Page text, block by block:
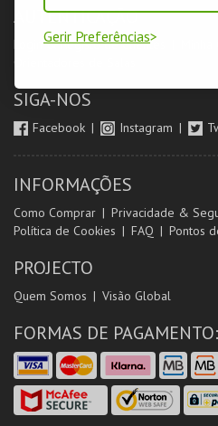
Gerir Preferências
AUTENTICAÇÃO
Login & Registo de Clientes
SIGA-NOS
Facebook Instagram
INFORMAÇÕES
Como Comprar Privacidade &
Política de Cookies
FAQ Pontos
PROJECTO
Quem Somos Visão Global
FORMAS DE PAGAMENTO: